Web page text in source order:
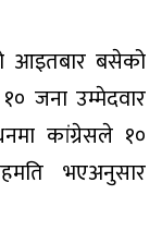
आइतबार बसेको
जना उम्मेदवार
कांग्रेसले १०
भएअनुसार